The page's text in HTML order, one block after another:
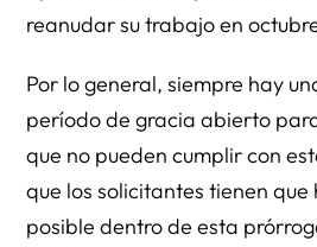
reanudar su trabajo en
Por lo general, siempre hay
período de gracia abierto
que no pueden cumplir con
que los solicitantes tienen
posible dentro de esta